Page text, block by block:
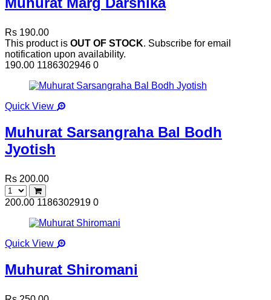
Rs 190.00
This product is OUT OF STOCK. Subscribe for email
notification upon availability.
190.00 1186302946 0
Quick View
Muhurat Sarsangraha Bal Bodh
Jyotish
Rs 200.00
200.00 1186302919 0
Quick View
Muhurat Shiromani